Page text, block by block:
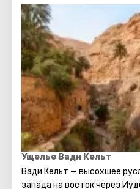
священной реки Иордан.
посетить это святое
год. Однако в 2011 году
Каср аль-Яхуд - самое
посещения туристами,
для удобства и
сувенирные лавки,
белые рубашки для входа
защищающие от солнца.
месте мечтают многие
Ущелье Вади Кельт
Вади Кельт — высохшее
запада на восток через